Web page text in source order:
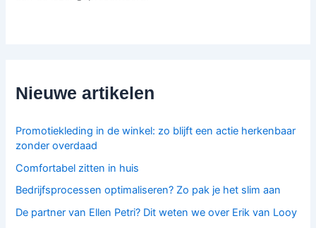
Nieuwe artikelen
Promotiekleding in de winkel: zo blijft een actie herkenbaar
zonder overdaad
Comfortabel zitten in huis
Bedrijfsprocessen optimaliseren? Zo pak je het slim aan
De partner van Ellen Petri? Dit weten we over Erik van Looy